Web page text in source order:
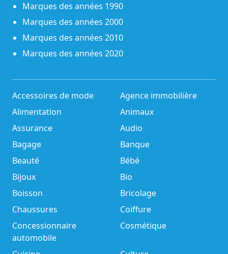
Marques des années 1990
Marques des années 2000
Marques des années 2010
Marques des années 2020
Accessoires de mode
Agence immobilière
Alimentation
Animaux
Assurance
Audio
Bagage
Banque
Beauté
Bébé
Bijoux
Bio
Boisson
Bricolage
Chaussures
Coiffure
Concessionnaire
automobile
Cosmétique